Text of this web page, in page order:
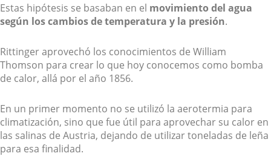
Estas hipótesis se basaban en el movimiento del agua
según los cambios de temperatura y la presión.
Rittinger aprovechó los conocimientos de William
Thomson para crear lo que hoy conocemos como bomba
de calor, allá por el año 1856.
En un primer momento no se utilizó la aerotermia para
climatización, sino que fue útil para aprovechar su calor en
las salinas de Austria, dejando de utilizar toneladas de leña
para esa finalidad.